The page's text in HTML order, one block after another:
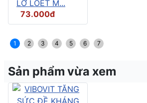
LỠ LOÉT M...
73.000đ
1 2 3 4 5 6 7
Sản phẩm vừa xem